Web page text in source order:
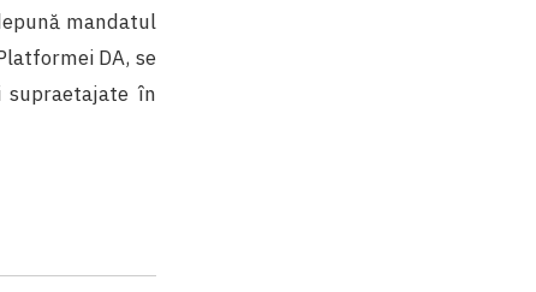
mandatul
DA, se
supraetajate în